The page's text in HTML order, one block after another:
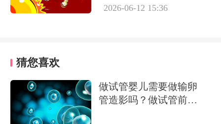
2026-06-12 15:36
猜您喜欢
做试管婴儿需要做输卵
管造影吗？做试管前必